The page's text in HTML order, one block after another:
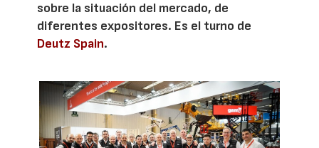
sobre la situación del mercado, de
diferentes expositores. Es el turno de
Deutz Spain.